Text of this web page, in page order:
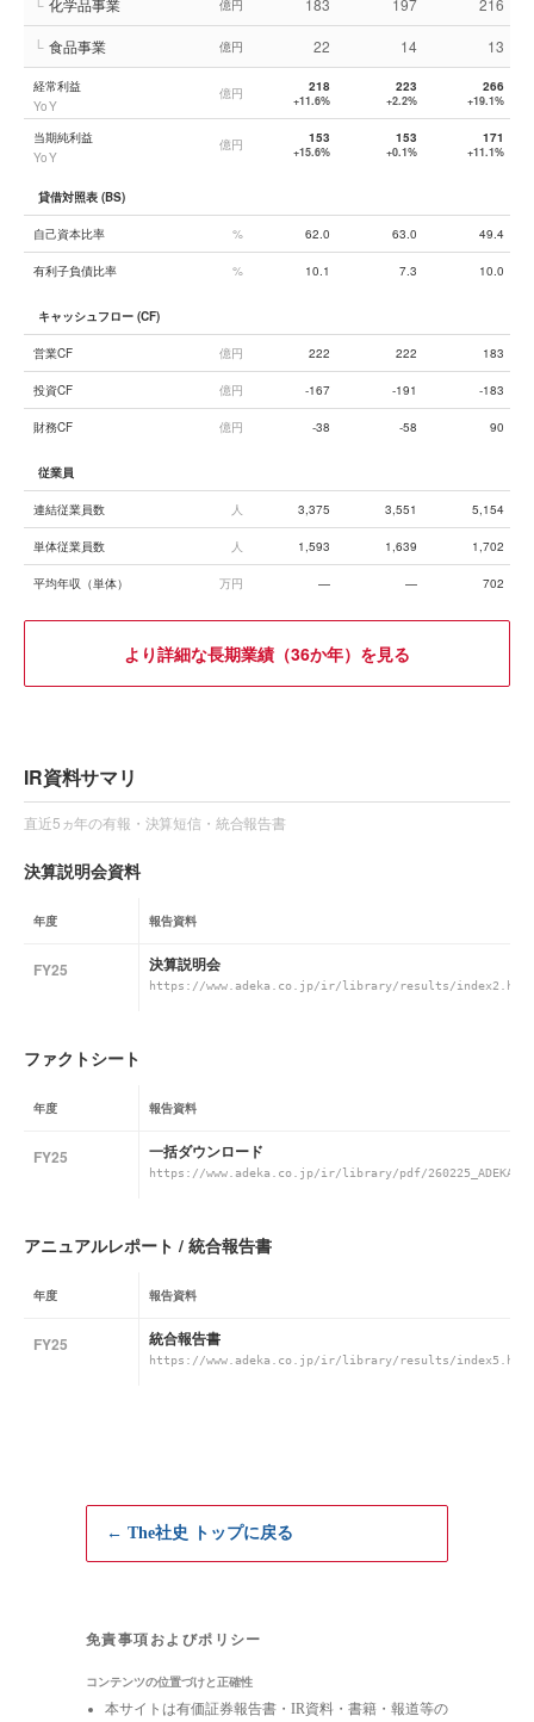
└ 化学品事業 億円 183 197 216
└ 食品事業 億円 22 14 13
経常利益
YoY
億円 218
+11.6%
223
+2.2%
266
+19.1%
当期純利益
YoY
億円 153
+15.6%
153
+0.1%
171
+11.1%
貸借対照表 (BS)
自己資本比率 % 62.0 63.0 49.4
有利子負債比率 % 10.1 7.3 10.0
キャッシュフロー (CF)
営業CF 億円 222 222 183
投資CF 億円 -167 -191 -183
財務CF 億円 -38 -58 90
従業員
連結従業員数 人 3,375 3,551 5,154
単体従業員数 人 1,593 1,639 1,702
平均年収（単体） 万円 — — 702
より詳細な長期業績（36か年）を見る
IR資料サマリ
直近5ヵ年の有報・決算短信・統合報告書
決算説明会資料
年度 報告資料
FY25 決算説明会
https://www.adeka.co.jp/ir/library/results/index2.html
ファクトシート
年度 報告資料
FY25 一括ダウンロード
https://www.adeka.co.jp/ir/library/pdf/260225_ADEKA-
アニュアルレポート / 統合報告書
年度 報告資料
FY25 統合報告書
https://www.adeka.co.jp/ir/library/results/index5.html
← The社史 トップに戻る
免責事項およびポリシー
コンテンツの位置づけと正確性
本サイトは有価証券報告書・IR資料・書籍・報道等の